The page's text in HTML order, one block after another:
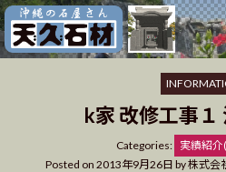
Skip
to
content
k家 改修工事１
Categories: 実績紹
Posted on 2013年9月26日 by株式会